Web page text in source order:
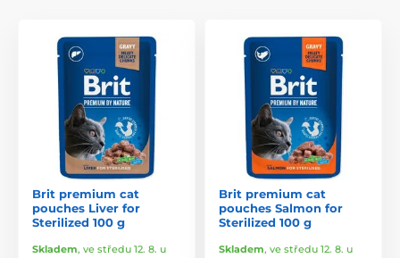
Brit premium cat
pouches Liver for
Sterilized 100 g
Skladem, ve středu 12. 8. u
Brit premium cat
pouches Salmon for
Sterilized 100 g
Skladem, ve středu 12. 8. u